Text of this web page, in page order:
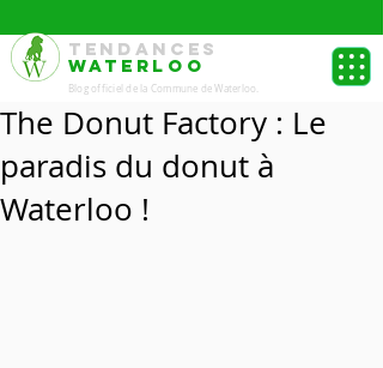
TENDANCES
WATERLOO
Blog officiel de la Commune de Waterloo.
The Donut Factory : Le
paradis du donut à
Waterloo !